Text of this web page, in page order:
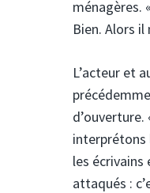
ménagères.
Bien. Alors il
L’acteur et
interprétons
les
attaqués :